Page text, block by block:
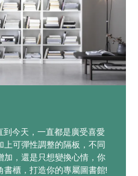
今天，一直都是廣受喜愛
可彈性調整的隔板，不同
加，還是只想變換心情，你
櫃，打造你的專屬圖書館!